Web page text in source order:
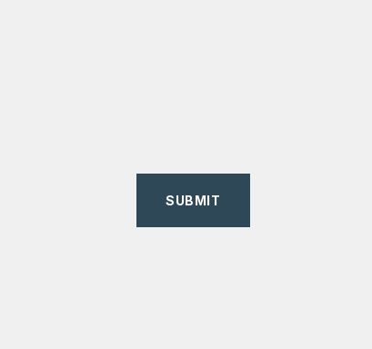
SUBMIT